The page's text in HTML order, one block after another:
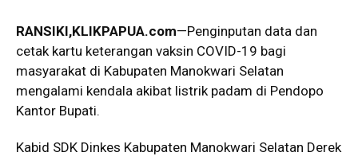
RANSIKI,KLIKPAPUA.com—Penginputan data dan
cetak kartu keterangan vaksin COVID-19 bagi
masyarakat di Kabupaten Manokwari Selatan
mengalami kendala akibat listrik padam di Pendopo
Kantor Bupati.
Kabid SDK Dinkes Kabupaten Manokwari Selatan Derek